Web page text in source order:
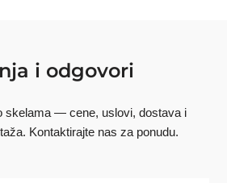
i odgovori
skelama — cene, uslovi, dostava i
Kontaktirajte nas za ponudu.